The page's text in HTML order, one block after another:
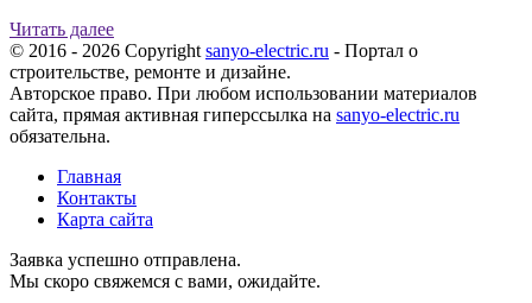
Читать далее
© 2016 - 2026 Copyright sanyo-electric.ru - Портал о
строительстве, ремонте и дизайне.
Авторское право. При любом использовании материалов
сайта, прямая активная гиперссылка на sanyo-electric.ru
обязательна.
Главная
Контакты
Карта сайта
Заявка успешно отправлена.
Мы скоро свяжемся с вами, ожидайте.